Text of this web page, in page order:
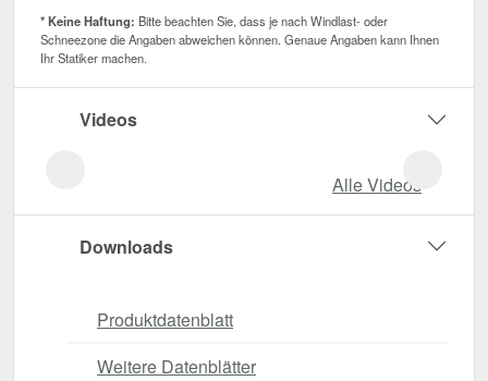
* Keine Haftung: Bitte beachten Sie, dass je nach Windlast- oder
Schneezone die Angaben abweichen können. Genaue Angaben kann Ihnen
Ihr Statiker machen.
Videos
Alle Videos
Downloads
Produktdatenblatt
Weitere Datenblätter